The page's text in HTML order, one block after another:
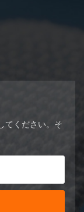
てください。そ